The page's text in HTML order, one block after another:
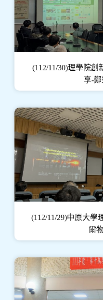
(112/11/30)理學院
享-
(112/11/29)中原大學
爾